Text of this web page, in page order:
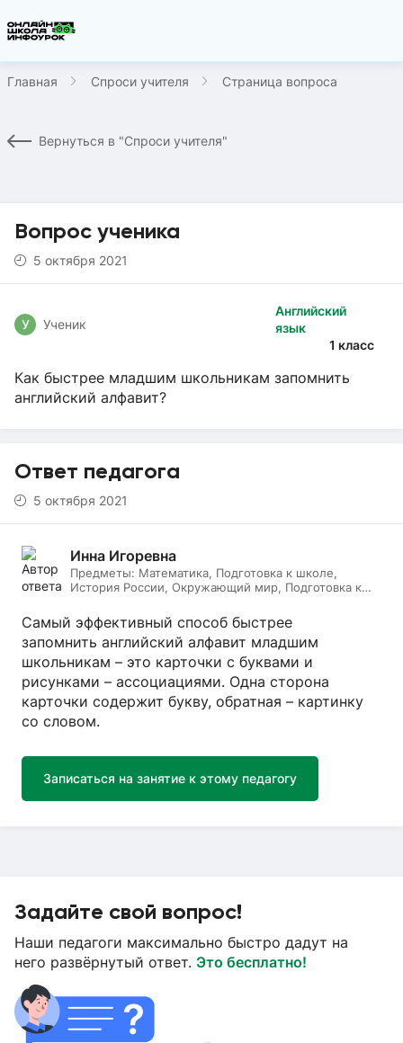
Главная Спроси учителя Страница вопроса
Вернуться в "Спроси учителя"
Вопрос ученика
5 октября 2021
Английский
язык
1 класс
У Ученик
Как быстрее младшим школьникам запомнить
английский алфавит?
Ответ педагога
5 октября 2021
Инна Игоревна
Предметы: Математика, Подготовка к школе,
История России, Окружающий мир, Подготовка к
Всеобщая история, Литература, ИЗО, МХК,
Литературное чтение, Подготовка к ОГЭ, Русский
язык
Самый эффективный способ быстрее
запомнить английский алфавит младшим
школьникам – это карточки с буквами и
рисунками – ассоциациями. Одна сторона
карточки содержит букву, обратная – картинку
со словом.
Записаться на занятие к этому педагогу
Задайте свой вопрос!
Наши педагоги максимально быстро дадут на
него развёрнутый ответ. Это бесплатно!